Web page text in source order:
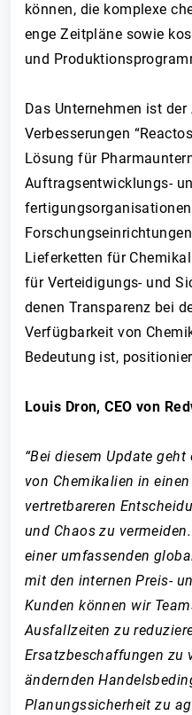
können, die komplexe
enge Zeitpläne sowie
und
Das Unternehmen ist
Verbesserungen
Lösung für
Auftragsentwicklungs-
fertigungsorganisationen
Lieferketten für
für Verteidigungs- und
denen Transparenz bei
Verfügbarkeit von
Bedeutung ist,
Louis Dron, CEO von
“Bei diesem Update
von Chemikalien in
vertretbareren
und Chaos zu
einer umfassenden
mit den internen Preis-
Kunden können wir
Ausfallzeiten zu
Ersatzbeschaffungen zu
ändernden
Planungssicherheit zu